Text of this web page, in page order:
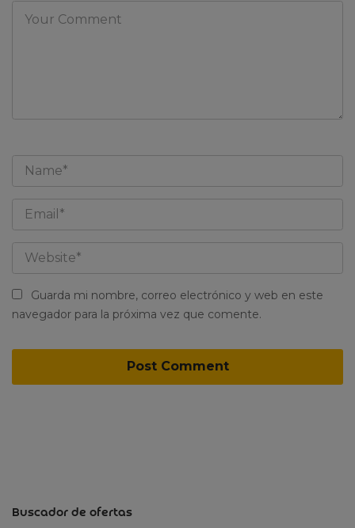
Buscador de ofertas
Guarda mi nombre, correo electrónico y web en este
navegador para la próxima vez que comente.